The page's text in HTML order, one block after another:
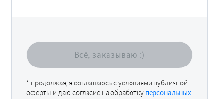
* продолжая, я соглашаюсь с условиями публичной
оферты и даю согласие на обработку персональных